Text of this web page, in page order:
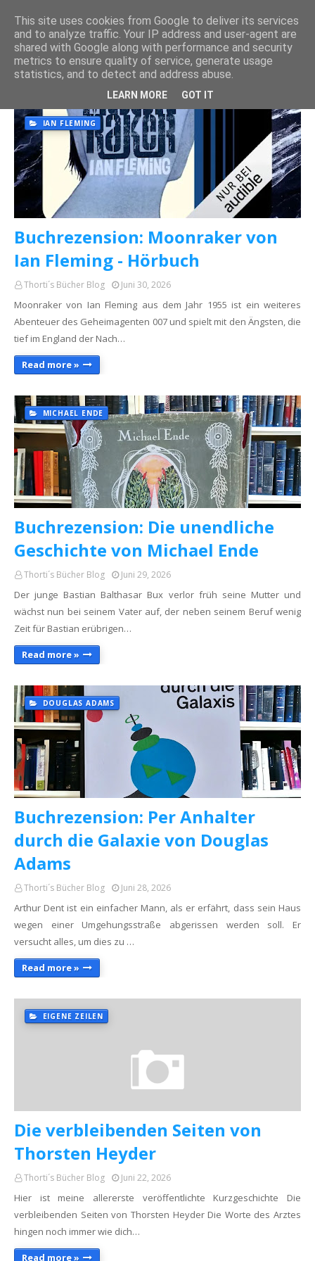
Es werden Posts vom Juni, 2026 angezeigt.
IAN FLEMING
Buchrezension: Moonraker von
Ian Fleming - Hörbuch
Thorti´s Bücher Blog Juni 30, 2026
Moonraker von Ian Fleming aus dem Jahr 1955 ist ein weiteres
Abenteuer des Geheimagenten 007 und spielt mit den Ängsten, die
tief im England der Nach…
Read more »
MICHAEL ENDE
Buchrezension: Die unendliche
Geschichte von Michael Ende
Thorti´s Bücher Blog Juni 29, 2026
Der junge Bastian Balthasar Bux verlor früh seine Mutter und
wächst nun bei seinem Vater auf, der neben seinem Beruf wenig
Zeit für Bastian erübrigen…
Read more »
DOUGLAS ADAMS
Buchrezension: Per Anhalter
durch die Galaxie von Douglas
Adams
Thorti´s Bücher Blog Juni 28, 2026
Arthur Dent ist ein einfacher Mann, als er erfährt, dass sein Haus
wegen einer Umgehungsstraße abgerissen werden soll. Er
versucht alles, um dies zu …
Read more »
EIGENE ZEILEN
Die verbleibenden Seiten von
Thorsten Heyder
Thorti´s Bücher Blog Juni 22, 2026
Hier ist meine allererste veröffentlichte Kurzgeschichte Die
verbleibenden Seiten von Thorsten Heyder Die Worte des Arztes
hingen noch immer wie dich…
Read more »
This site uses cookies from Google to deliver its services
and to analyze traffic. Your IP address and user-agent are
shared with Google along with performance and security
metrics to ensure quality of service, generate usage
statistics, and to detect and address abuse.
LEARN MORE GOT IT